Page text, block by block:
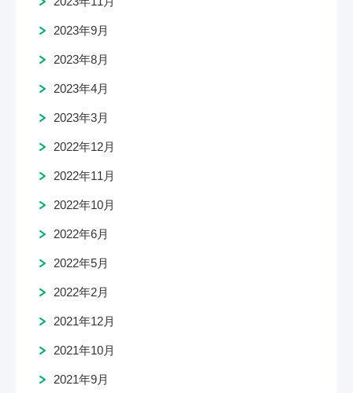
2023年9月
2023年8月
2023年4月
2023年3月
2022年12月
2022年11月
2022年10月
2022年6月
2022年5月
2022年2月
2021年12月
2021年10月
2021年9月